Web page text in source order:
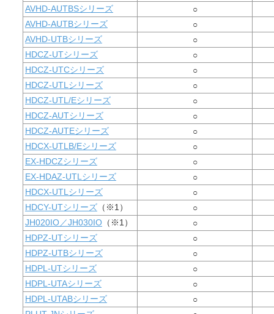
AVHD-AUTBSシリーズ
○
AVHD-AUTBシリーズ
○
AVHD-UTBシリーズ
○
HDCZ-UTシリーズ
○
HDCZ-UTCシリーズ
○
HDCZ-UTLシリーズ
○
HDCZ-UTL/Eシリーズ
○
HDCZ-AUTシリーズ
○
HDCZ-AUTEシリーズ
○
HDCX-UTLB/Eシリーズ
○
EX-HDCZシリーズ
○
EX-HDAZ-UTLシリーズ
○
HDCX-UTLシリーズ
○
HDCY-UTシリーズ （※1）
○
JH020IO／JH030IO （※1）
○
HDPZ-UTシリーズ
○
HDPZ-UTBシリーズ
○
HDPL-UTシリーズ
○
HDPL-UTAシリーズ
○
HDPL-UTABシリーズ
○